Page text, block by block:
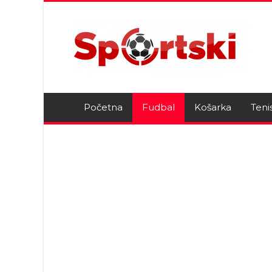
Početna Fudbal Košarka